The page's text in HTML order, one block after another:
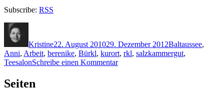
Subscribe: RSS
Kristine22. August 201029. Dezember 2012Baltaussee,
Anni, Arbeit, berenike, Bürkl, kurort, rkl, salzkammergut,
TeesalonSchreibe einen Kommentarzu
Seiten